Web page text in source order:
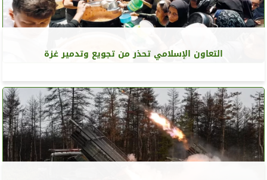
التعاون الإسلامي تحذر من تجويع وتدمير غزة